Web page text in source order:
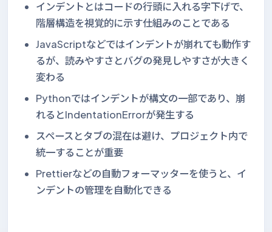
インデントとはコードの行頭に入れる字下げで、
階層構造を視覚的に示す仕組みのことである
JavaScriptなどではインデントが崩れても動作す
るが、読みやすさとバグの発見しやすさが大きく
変わる
Pythonではインデントが構文の一部であり、崩
れるとIndentationErrorが発生する
スペースとタブの混在は避け、プロジェクト内で
統一することが重要
Prettierなどの自動フォーマッターを使うと、イ
ンデントの管理を自動化できる